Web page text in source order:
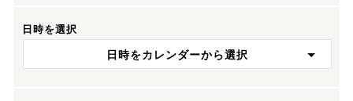
日時を選択
日時をカレンダーから選択